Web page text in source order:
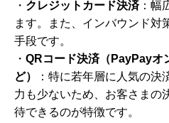
・ クレジットカード決済：幅
ます。また、インバウンド対
手段です。
・ QRコード決済（PayPayオ
ど）
：特に若年層に人気の決
力も少ないため、お客さまの
待できるのが特徴です。